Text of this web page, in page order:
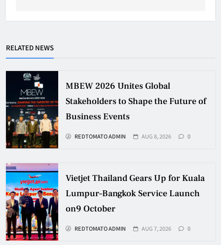
RELATED NEWS
MBEW 2026 Unites Global
Stakeholders to Shape the Future of
Business Events
REDTOMATO ADMIN AUG 8, 2026 0
Vietjet Thailand Gears Up for Kuala
Lumpur–Bangkok Service Launch
on9 October
REDTOMATO ADMIN AUG 7, 2026 0